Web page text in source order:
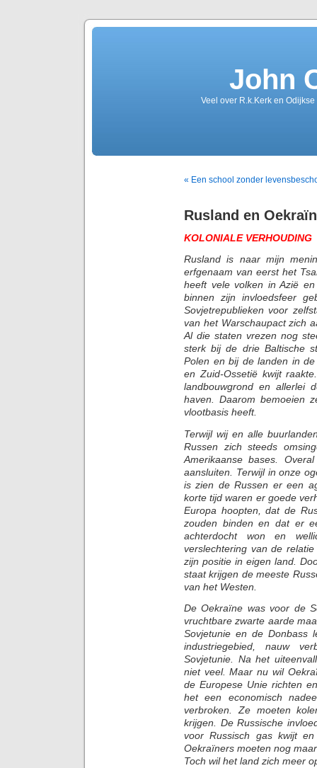
John
Veel over R.k.Kerk en
« Een school zonder
Rusland en
KOLONIALE VERHOUDING
Rusland is naar mijn
erfgenaam van eerst het
heeft vele volken in Azië
binnen zijn invloedsfeer
Sovjetrepublieken voor
van het Warschaupact zich
Al die staten vrezen nog
sterk bij de drie Baltische
Polen en bij de landen in
en Zuid-Ossetië kwijt
landbouwgrond en allerlei
haven. Daarom bemoeien
vlootbasis heeft.
Terwijl wij en alle
Russen zich steeds
Amerikaanse bases.
aansluiten. Terwijl in onze
is zien de Russen er een
korte tijd waren er goede
Europa hoopten, dat de
zouden binden en dat er
achterdocht won en
verslechtering van de
zijn positie in eigen land.
staat krijgen de meeste
van het Westen.
De Oekraïne was voor de
vruchtbare zwarte aarde
Sovjetunie en de Donbass
industriegebied, nauw
Sovjetunie. Na het
niet veel. Maar nu wil
de Europese Unie richten
het een economisch
verbroken. Ze moeten
krijgen. De Russische
voor Russisch gas kwijt
Oekraïners moeten nog
Toch wil het land zich meer